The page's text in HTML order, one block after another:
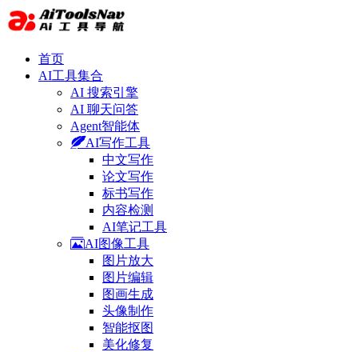
首页
AI工具集合
AI 搜索引擎
AI 聊天问答
Agent智能体
AI写作工具
中文写作
论文写作
标书写作
内容检测
AI笔记工具
AI图像工具
图片放大
图片编辑
图画生成
头像制作
智能抠图
美化修复